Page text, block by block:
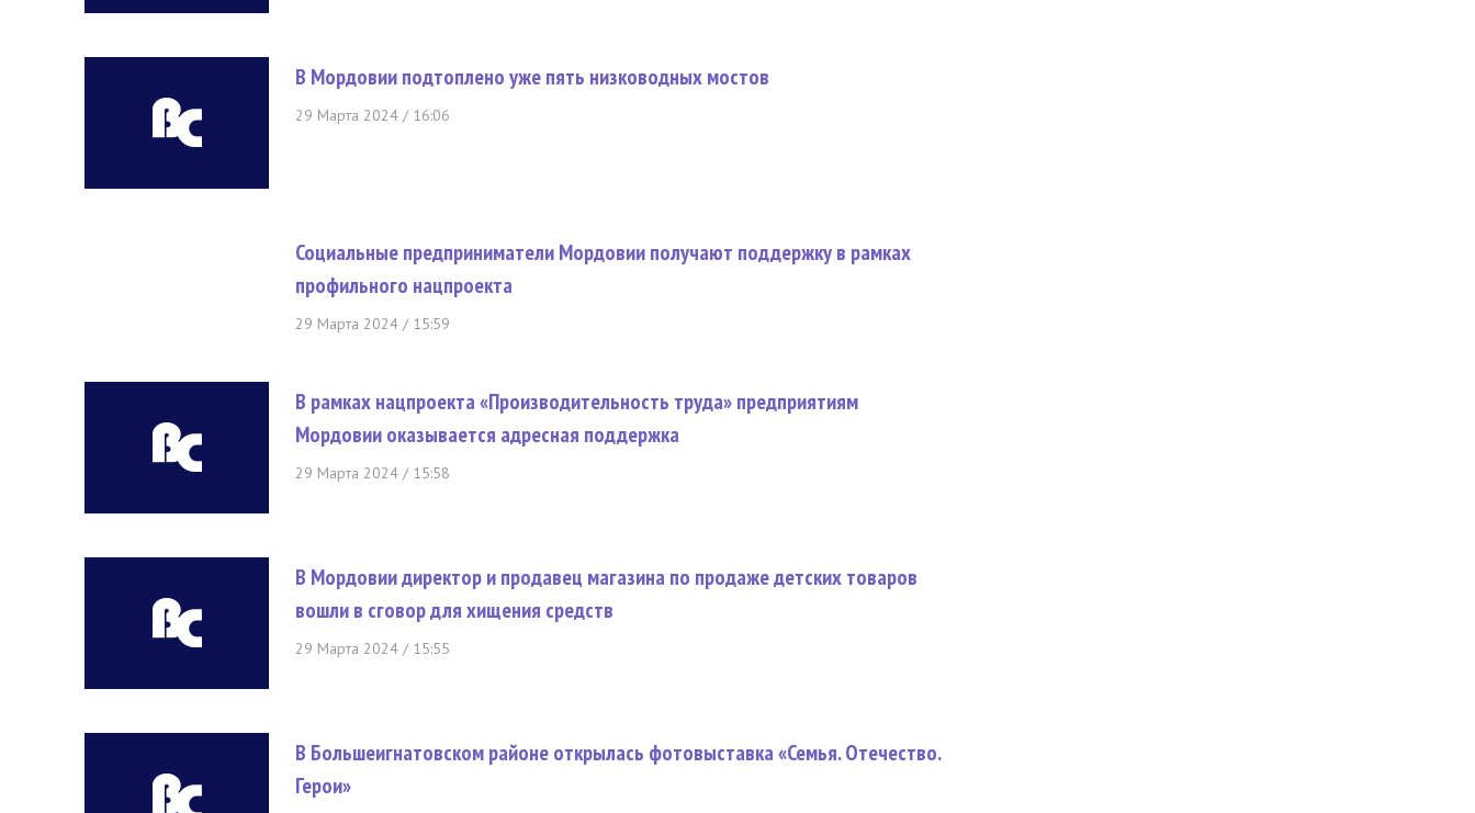
В Мордовии подтоплено уже пять низководных мостов
29 Марта 2024 / 16:06
Социальные предприниматели Мордовии получают поддержку в рамках
профильного нацпроекта
29 Марта 2024 / 15:59
В рамках нацпроекта «Производительность труда» предприятиям
Мордовии оказывается адресная поддержка
29 Марта 2024 / 15:58
В Мордовии директор и продавец магазина по продаже детских товаров
вошли в сговор для хищения средств
29 Марта 2024 / 15:55
В Большеигнатовском районе открылась фотовыставка «Семья. Отечество.
Герои»